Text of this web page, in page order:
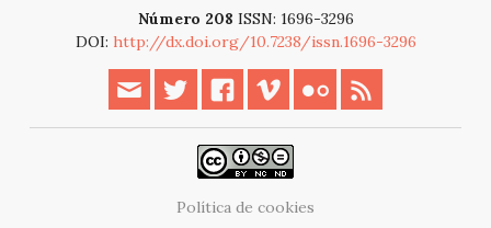
Número 208 ISSN: 1696-3296
DOI: http://dx.doi.org/10.7238/issn.1696-3296
Política de cookies